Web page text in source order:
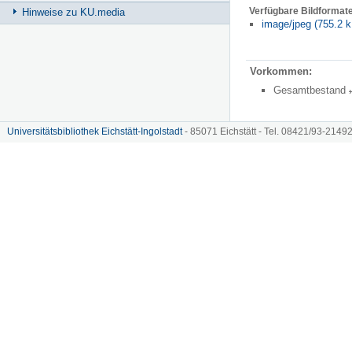
Hinweise zu KU.media
Verfügbare
image/jpeg (755.2
Vorkommen:
Gesamtbestand
Universitätsbibliothek Eichstätt-Ingolstadt- 85071 Eichstätt - Tel. 08421/93-